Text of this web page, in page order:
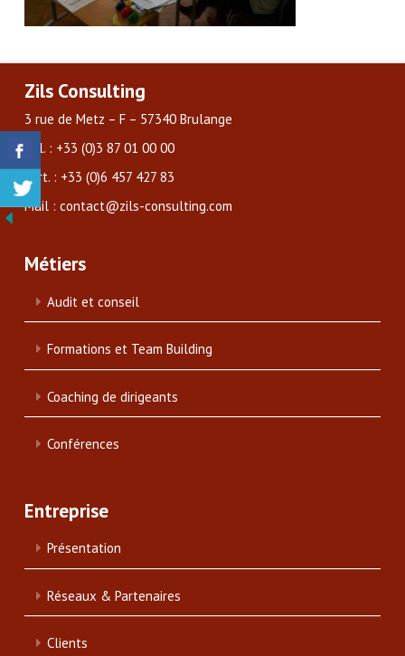
Zils Consulting
3 rue de Metz – F – 57340 Brulange
Tél. : +33 (0)3 87 01 00 00
Port. : +33 (0)6 457 427 83
Mail : contact@zils-consulting.com
Métiers
Audit et conseil
Formations et Team Building
Coaching de dirigeants
Conférences
Entreprise
Présentation
Réseaux & Partenaires
Clients